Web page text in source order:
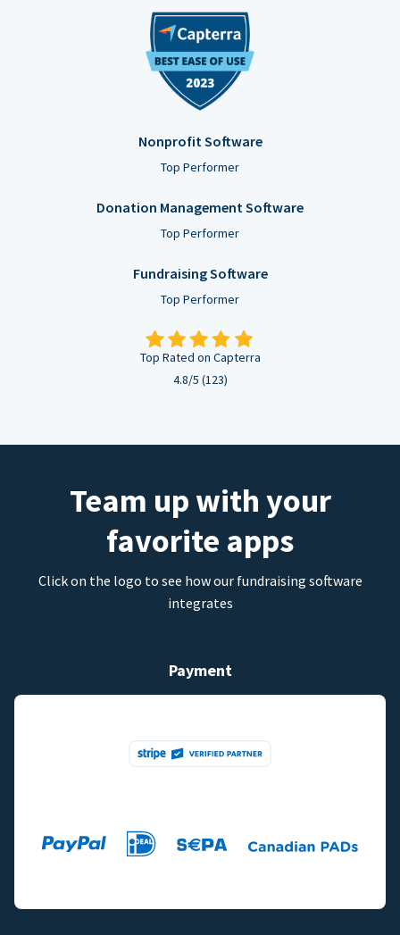
Nonprofit Software
Top Performer
Donation Management Software
Top Performer
Fundraising Software
Top Performer
Top Rated on Capterra
4.8/5 (123)
Team up with your
favorite apps
Click on the logo to see how our fundraising software
integrates
Payment